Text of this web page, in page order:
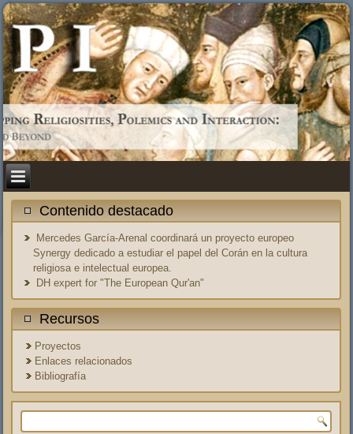
Contenido destacado
Mercedes García-Arenal coordinará un proyecto europeo
Synergy dedicado a estudiar el papel del Corán en la cultura
religiosa e intelectual europea.
DH expert for "The European Qur'an"
Recursos
Proyectos
Enlaces relacionados
Bibliografía
Formulario de búsqueda